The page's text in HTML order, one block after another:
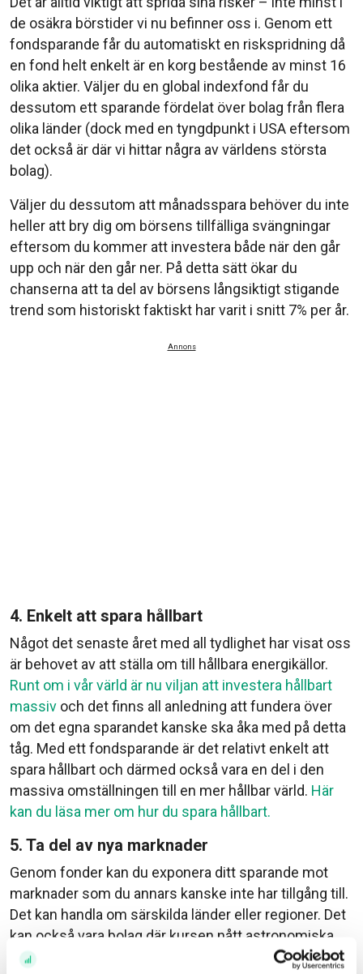
de osäkra börstider vi nu befinner oss i. Genom ett
fondsparande får du automatiskt en riskspridning då
en fond helt enkelt är en korg bestående av minst 16
olika aktier. Väljer du en global indexfond får du
dessutom ett sparande fördelat över bolag från flera
olika länder (dock med en tyngdpunkt i USA eftersom
det också är där vi hittar några av världens största
bolag).
Väljer du dessutom att månadsspara behöver du inte
heller att bry dig om börsens tillfälliga svängningar
eftersom du kommer att investera både när den går
upp och när den går ner. På detta sätt ökar du
chanserna att ta del av börsens långsiktigt stigande
trend som historiskt faktiskt har varit i snitt 7% per år.
Annons
4. Enkelt att spara hållbart
Något det senaste året med all tydlighet har visat oss
är behovet av att ställa om till hållbara energikällor.
Runt om i vår värld är nu viljan att investera hållbart
massiv och det finns all anledning att fundera över
om det egna sparandet kanske ska åka med på detta
tåg. Med ett fondsparande är det relativt enkelt att
spara hållbart och därmed också vara en del i den
massiva omställningen till en mer hållbar värld. Här
kan du läsa mer om hur du spara hållbart.
5. Ta del av nya marknader
Genom fonder kan du exponera ditt sparande mot
marknader som du annars kanske inte har tillgång till.
Det kan handla om särskilda länder eller regioner. Det
kan också vara bolag där kursen nått astronomiska
höjder. Ett sådant exempel är Warren